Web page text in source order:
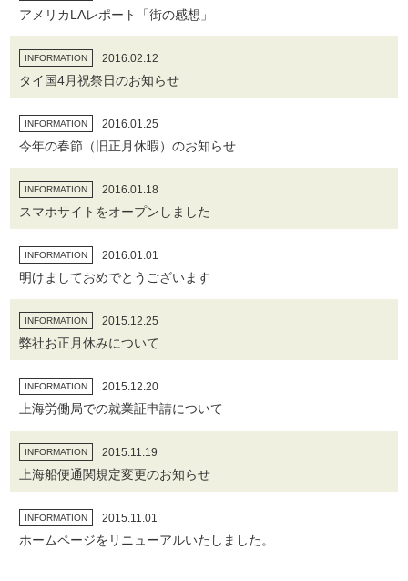
アメリカLAレポート「街の感想」
INFORMATION 2016.02.12
タイ国4月祝祭日のお知らせ
INFORMATION 2016.01.25
今年の春節（旧正月休暇）のお知らせ
INFORMATION 2016.01.18
スマホサイトをオープンしました
INFORMATION 2016.01.01
明けましておめでとうございます
INFORMATION 2015.12.25
弊社お正月休みについて
INFORMATION 2015.12.20
上海労働局での就業証申請について
INFORMATION 2015.11.19
上海船便通関規定変更のお知らせ
INFORMATION 2015.11.01
ホームページをリニューアルいたしました。